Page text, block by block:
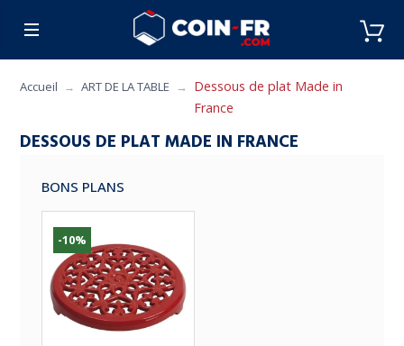
CUISINE MOBILIER
Accueil ART DE LA TABLE
Dessous de plat Made in
France
DESSOUS DE PLAT MADE IN FRANCE
BONS PLANS
-10%